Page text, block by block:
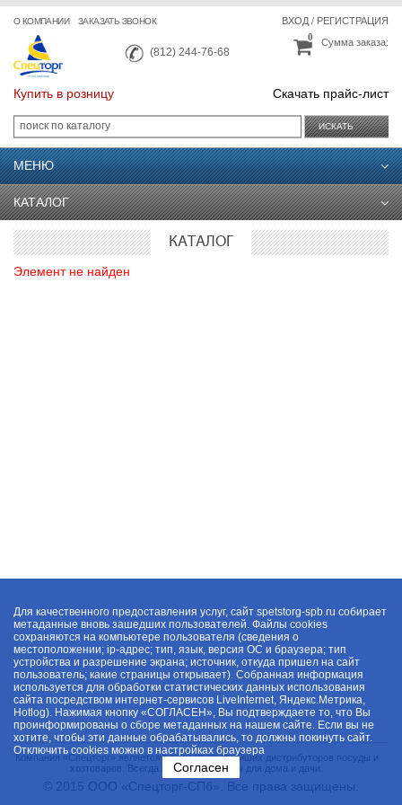
О КОМПАНИИ ЗАКАЗАТЬ ЗВОНОК
(812) 244-76-68
ВХОД/ РЕГИСТРАЦИЯ
Сумма заказа:
0
Купить в розницу Скачать прайс-лист
ИСКАТЬ
МЕНЮ
КАТАЛОГ
КАТАЛОГ
Элемент не найден
Компания «Спецторг» является одним из крупнейших дистрибуторов посуды и
хозтоваров. Всегда в наличии товары для дома и дачи.
© 2015 ООО «Спецторг-СПб». Все права защищены.
Для качественного предоставления услуг, сайт spetstorg-spb.ru собирает
метаданные вновь зашедших пользователей. Файлы cookies
сохраняются на компьютере пользователя (сведения о
местоположении; ip-адрес; тип, язык, версия ОС и браузера; тип
устройства и разрешение экрана; источник, откуда пришел на сайт
пользователь; какие страницы открывает). Собранная информация
используется для обработки статистических данных использования
сайта посредством интернет-сервисов LiveInternet, Яндекс.Метрика,
Hotlog). Нажимая кнопку «СОГЛАСЕН», Вы подтверждаете то, что Вы
проинформированы о сборе метаданных на нашем сайте. Если вы не
хотите, чтобы эти данные обрабатывались, то должны покинуть сайт.
Отключить cookies можно в настройках браузера
Согласен